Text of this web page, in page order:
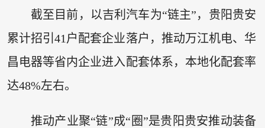
截至目前，以吉利汽车为“链主”，贵阳贵安
累计招引41户配套企业落户，推动万江机电、华
昌电器等省内企业进入配套体系，本地化配套率
达48%左右。
推动产业聚“链”成“圈”是贵阳贵安推动装备